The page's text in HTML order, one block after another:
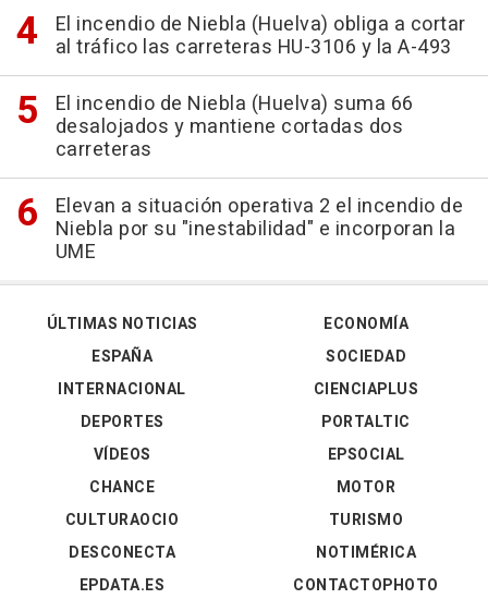
El incendio de Niebla (Huelva) obliga a cortar
al tráfico las carreteras HU-3106 y la A-493
El incendio de Niebla (Huelva) suma 66
desalojados y mantiene cortadas dos
carreteras
Elevan a situación operativa 2 el incendio de
Niebla por su "inestabilidad" e incorporan la
UME
ÚLTIMAS NOTICIAS
ESPAÑA
INTERNACIONAL
DEPORTES
VÍDEOS
ECONOMÍA
SOCIEDAD
CIENCIAPLUS
PORTALTIC
EPSOCIAL
CHANCE
CULTURAOCIO
DESCONECTA
EPDATA.ES
MOTOR
TURISMO
NOTIMÉRICA
CONTACTOPHOTO